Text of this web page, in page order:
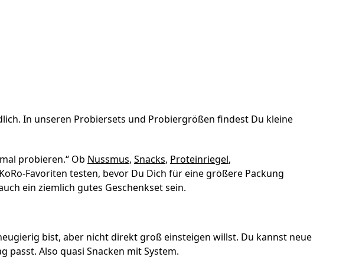
In unseren Probiersets und Probiergrößen findest Du kleine
probieren.“ Ob Nussmus, Snacks, Proteinriegel,
Favoriten testen, bevor Du Dich für eine größere Packung
ein ziemlich gutes Geschenkset sein.
bist, aber nicht direkt groß einsteigen willst. Du kannst neue
Also quasi Snacken mit System.